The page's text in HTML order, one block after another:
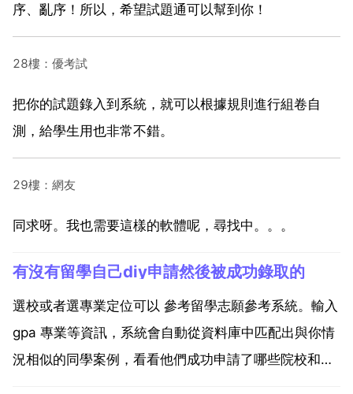
序、亂序！所以，希望試題通可以幫到你！
28樓：優考試
把你的試題錄入到系統，就可以根據規則進行組卷自
測，給學生用也非常不錯。
29樓：網友
同求呀。我也需要這樣的軟體呢，尋找中。。。
有沒有留學自己diy申請然後被成功錄取的
選校或者選專業定位可以 參考留學志願參考系統。輸入
gpa 專業等資訊，系統會自動從資料庫中匹配出與你情
況相似的同學案例，看看他們成功申請了哪些院校和專